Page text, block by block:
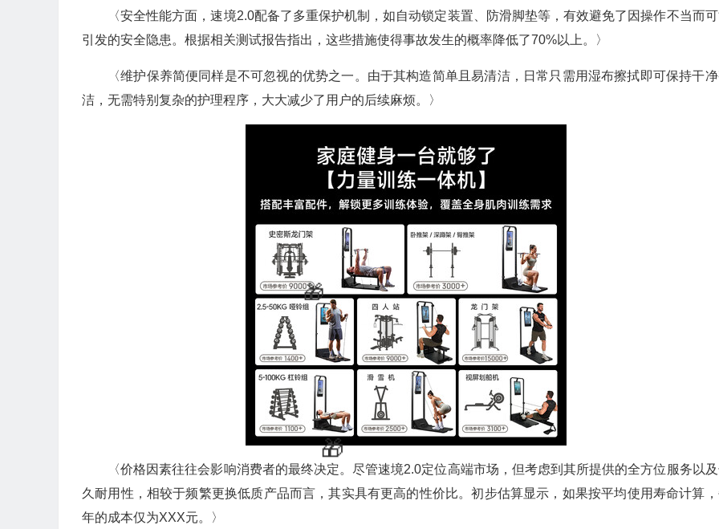
〈安全性能方面，速境2.0配备了多重保护机制，如自动锁定装置、防滑脚垫等，有效避免了因操作不当而
引发的安全隐患。根据相关测试报告指出，这些措施使得事故发生的概率降低了70%以上。〉
〈维护保养简便同样是不可忽视的优势之一。由于其构造简单且易清洁，日常只需用湿布擦拭即可保持干
洁，无需特别复杂的护理程序，大大减少了用户的后续麻烦。〉
〈价格因素往往会影响消费者的最终决定。尽管速境2.0定位高端市场，但考虑到其所提供的全方位服务以
久耐用性，相较于频繁更换低质产品而言，其实具有更高的性价比。初步估算显示，如果按平均使用寿命计算
年的成本仅为XXX元。〉